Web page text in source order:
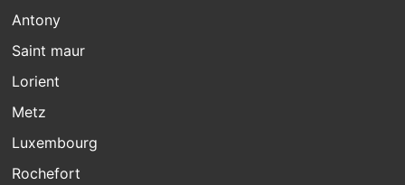
Antony
Saint maur
Lorient
Metz
Luxembourg
Rochefort